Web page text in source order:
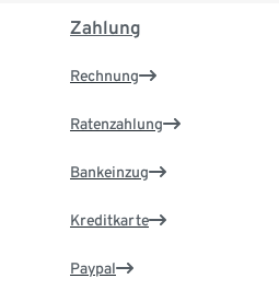
Zahlung
Rechnung
Ratenzahlung
Bankeinzug
Kreditkarte
Paypal